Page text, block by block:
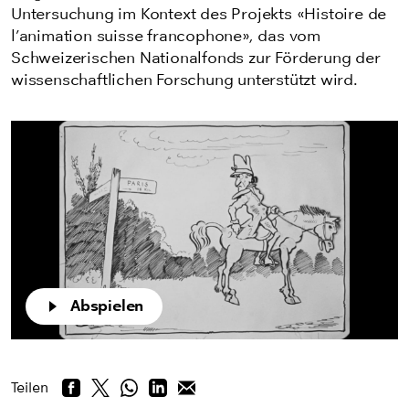
Untersuchung im Kontext des Projekts «Histoire de
l’animation suisse francophone», das vom
Schweizerischen Nationalfonds zur Förderung der
wissenschaftlichen Forschung unterstützt wird.
Abspielen
Teilen